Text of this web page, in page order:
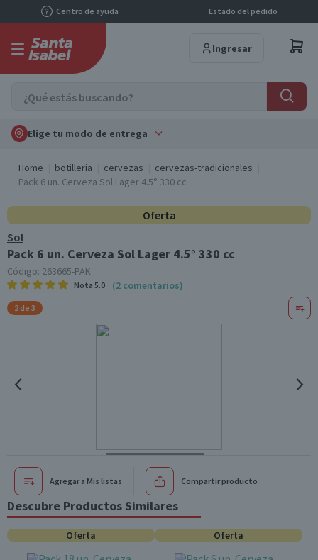
Centro de ayuda Estado del pedido
Ingresar
Elige tu modo de entrega
Home botilleria cervezas
cervezas-tradicionales
Pack 6 un. Cerveza Sol Lager 4.5° 330 cc
Oferta
Sol
Pack 6 un. Cerveza Sol Lager 4.5° 330 cc
Código: 263665-PAK
Nota 5.0 (2 comentarios)
2 de 3
Agregar a Mis listas Compartir producto
Descubre Productos Similares
Oferta Oferta